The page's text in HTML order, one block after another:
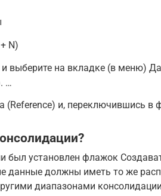
N)
и выберите на вкладке (в меню)
…
(Reference) и, переключившись в
был установлен флажок
данные должны иметь то же
диапазонами